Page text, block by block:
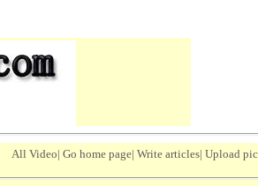
All Video| Go home page| Write articles| Upload